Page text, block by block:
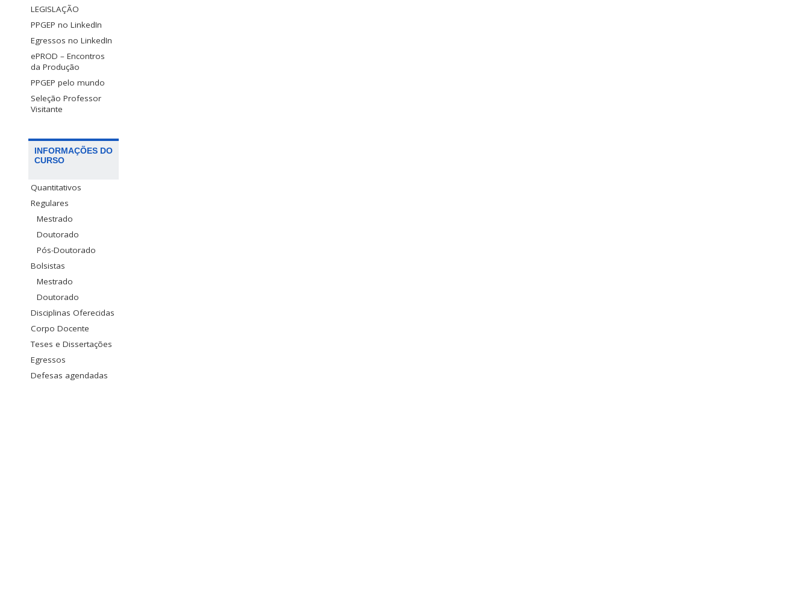
LEGISLAÇÃO
PPGEP no LinkedIn
Egressos no LinkedIn
ePROD – Encontros
da Produção
PPGEP pelo mundo
Seleção Professor
Visitante
INFORMAÇÕES DO
CURSO
Quantitativos
Regulares
Mestrado
Doutorado
Pós-Doutorado
Bolsistas
Mestrado
Doutorado
Disciplinas Oferecidas
Corpo Docente
Teses e Dissertações
Egressos
Defesas agendadas